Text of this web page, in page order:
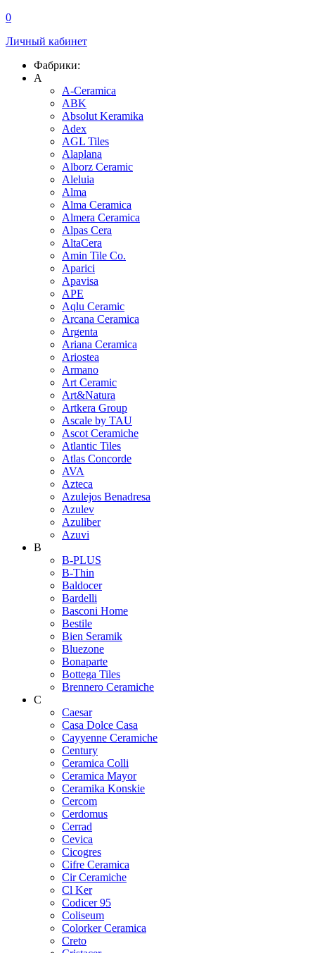
0
Личный кабинет
Фабрики:
A
A-Ceramica
ABK
Absolut Keramika
Adex
AGL Tiles
Alaplana
Alborz Ceramic
Aleluia
Alma
Alma Ceramica
Almera Ceramica
Alpas Cera
AltaCera
Amin Tile Co.
Aparici
Apavisa
APE
Aqlu Ceramic
Arcana Ceramica
Argenta
Ariana Ceramica
Ariostea
Armano
Art Ceramic
Art&Natura
Artkera Group
Ascale by TAU
Ascot Ceramiche
Atlantic Tiles
Atlas Concorde
AVA
Azteca
Azulejos Benadresa
Azulev
Azuliber
Azuvi
B
B-PLUS
B-Thin
Baldocer
Bardelli
Basconi Home
Bestile
Bien Seramik
Bluezone
Bonaparte
Bottega Tiles
Brennero Ceramiche
C
Caesar
Casa Dolce Casa
Cayyenne Ceramiche
Century
Ceramica Colli
Ceramica Mayor
Ceramika Konskie
Cercom
Cerdomus
Cerrad
Cevica
Cicogres
Cifre Ceramica
Cir Ceramiche
Cl Ker
Codicer 95
Coliseum
Colorker Ceramica
Creto